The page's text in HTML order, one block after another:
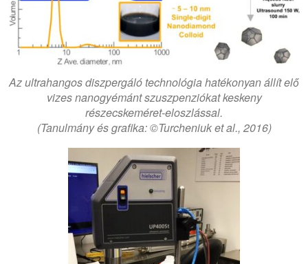
Az ultrahangos diszpergáló technológia hatékonyan állít elő
vizes nanogyémánt szuszpenziókat keskeny
részecskeméret-eloszlással.
(Tanulmány és grafika: ©Turcheniuk et al., 2016)